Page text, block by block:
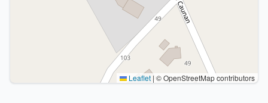
Leaflet | © OpenStreetMap contributors